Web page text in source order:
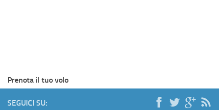
Prenota il tuo volo
SEGUICI SU: